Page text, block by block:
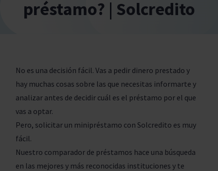
préstamo? | Solcredito
No es una decisión fácil. Vas a pedir dinero prestado y
hay muchas cosas sobre las que necesitas informarte y
analizar antes de decidir cuál es el préstamo por el que
vas a optar.
Pero, solicitar un minipréstamo con Solcredito es muy
fácil.
Nuestro comparador de préstamos hace una búsqueda
en las mejores y más reconocidas instituciones y te